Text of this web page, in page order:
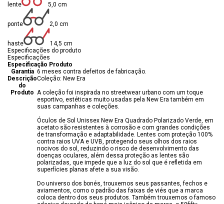
lente 5,0 cm
ponte 2,0 cm
haste
14,5 cm
Especificações do produto
Especificações
Especificação Produto
Garantia 6 meses contra defeitos de fabricação.
Descrição
do
Produto
Coleção: New Era
A coleção foi inspirada no streetwear urbano com um toque
esportivo, estéticas muito usadas pela New Era também em
suas campanhas e coleções.
Óculos de Sol Unissex New Era Quadrado Polarizado Verde, em
acetato são resistentes à corrosão e com grandes condições
de transformação e adaptabilidade. Lentes com proteção 100%
contra raios UVA e UVB, protegendo seus olhos dos raios
nocivos do sol, reduzindo o risco de desenvolvimento das
doenças oculares, além dessa proteção as lentes são
polarizadas, que impede que a luz do sol que é refletida em
superfícies planas afete a sua visão.
Do universo dos bonés, trouxemos seus passantes, fechos e
aviamentos, como o padrão das faixas de viés que a marca
coloca dentro dos seus produtos. Também trouxemos o famoso